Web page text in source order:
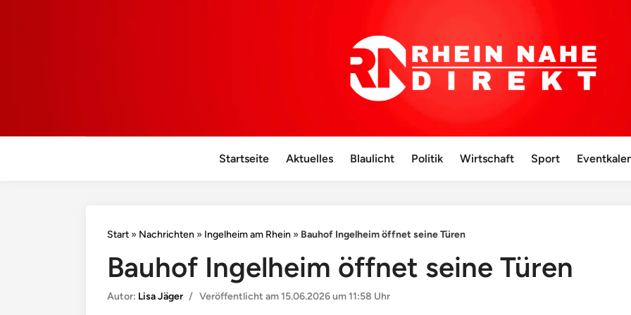
Startseite Aktuelles Blaulicht Politik Wirtschaft Sport
Start » Nachrichten » Ingelheim am Rhein » Bauhof Ingelheim öffnet seine Türen
Bauhof Ingelheim öffnet seine Türen
Autor: Lisa Jäger / Veröffentlicht am15.06.2026 um 11:58 Uhr